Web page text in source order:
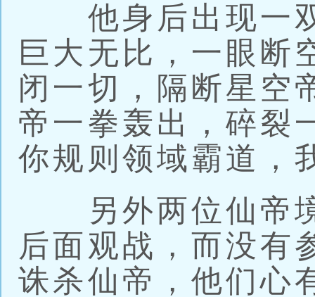
他身后出现一双
巨大无比，一眼断
闭一切，隔断星空
帝一拳轰出，碎裂
你规则领域霸道，
另外两位仙帝境
后面观战，而没有
诛杀仙帝，他们心